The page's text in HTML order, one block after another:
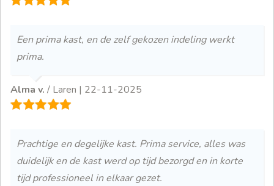
Een prima kast, en de zelf gekozen indeling werkt
prima.
Alma v. / Laren | 22-11-2025
Prachtige en degelijke kast. Prima service, alles was
duidelijk en de kast werd op tijd bezorgd en in korte
tijd professioneel in elkaar gezet.